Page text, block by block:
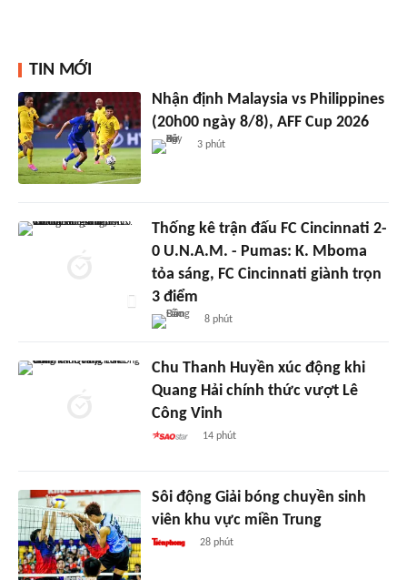
TIN MỚI
Nhận định Malaysia vs Philippines
(20h00 ngày 8/8), AFF Cup 2026
3 phút
Thống kê trận đấu FC Cincinnati 2-
0 U.N.A.M. - Pumas: K. Mboma
tỏa sáng, FC Cincinnati giành trọn
3 điểm
8 phút
Chu Thanh Huyền xúc động khi
Quang Hải chính thức vượt Lê
Công Vinh
14 phút
Sôi động Giải bóng chuyền sinh
viên khu vực miền Trung
28 phút